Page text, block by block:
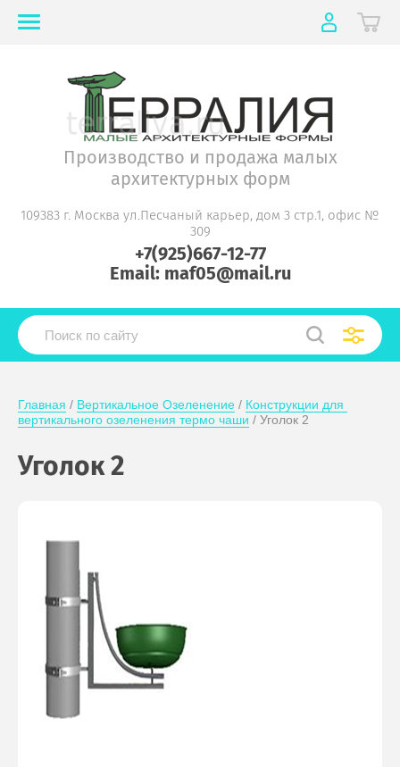
Производство и продажа малых
архитектурных форм
109383 г. Москва ул.Песчаный карьер, дом 3 стр.1, офис №
309
+7(925)667-12-77
Email: maf05@mail.ru
Главная / Вертикальное Озеленение / Конструкции для
вертикального озеленения термо чаши / Уголок 2
Уголок 2